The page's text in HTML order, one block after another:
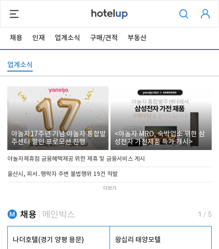
채용 인재 업계소식 구매/견적 부동산
업계소식
야놀자17주년 기념 야놀자 통합발
주센터 할인 프로모션 진행
<야놀자 MRO, 숙박업소 위한 삼
성전자 가전제품 특가 개시>
야놀자제휴점 금융혜택제공 위한 제휴 및 금융서비스 게시
울산시, 피서․행락지 주변 불법행위 19건 적발
더보기
채용 메인박스 1 / 5
나더호텔(경기 양평 용문) 왕십리 태양모텔